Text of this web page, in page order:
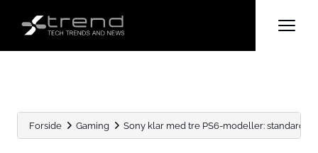
Forside Gaming Sony klar med tre PS6-modeller: